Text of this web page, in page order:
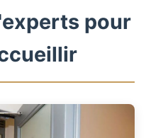
pour